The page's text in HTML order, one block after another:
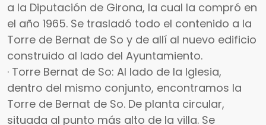
a la Diputación de Girona, la cual la compró en
el año 1965. Se trasladó todo el contenido a la
Torre de Bernat de So y de allí al nuevo edificio
construido al lado del Ayuntamiento.
· Torre Bernat de So: Al lado de la Iglesia,
dentro del mismo conjunto, encontramos la
Torre de Bernat de So. De planta circular,
situada al punto más alto de la villa. Se